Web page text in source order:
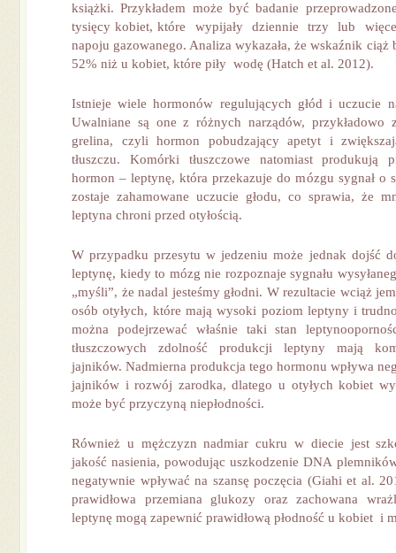
książki. Przykładem może być badanie
tysięcy kobiet, które wypijały dziennie trzy lub
napoju gazowanego. Analiza wykazała, że wskaźnik ciąż
52% niż u kobiet, które piły wodę (Hatch et al. 2012).
Istnieje wiele hormonów regulujących głód i uczucie
Uwalniane są one z różnych narządów, przykładowo
grelina, czyli hormon pobudzający apetyt i
tłuszczu. Komórki tłuszczowe natomiast produkują
hormon – leptynę, która przekazuje do mózgu sygnał o
zostaje zahamowane uczucie głodu, co sprawia, że
leptyna chroni przed otyłością.
W przypadku przesytu w jedzeniu może jednak dojść
leptynę, kiedy to mózg nie rozpoznaje sygnału
„myśli”, że nadal jesteśmy głodni. W rezultacie wciąż
osób otyłych, które mają wysoki poziom leptyny i
można podejrzewać właśnie taki stan
tłuszczowych zdolność produkcji leptyny mają
jajników. Nadmierna produkcja tego hormonu wpływa
jajników i rozwój zarodka, dlatego u otyłych kobiet
może być przyczyną niepłodności.
Również u mężczyzn nadmiar cukru w diecie jest
jakość nasienia, powodując uszkodzenie DNA
negatywnie wpływać na szansę poczęcia (Giahi et al.
prawidłowa przemiana glukozy oraz zachowana
leptynę mogą zapewnić prawidłową płodność u kobiet i